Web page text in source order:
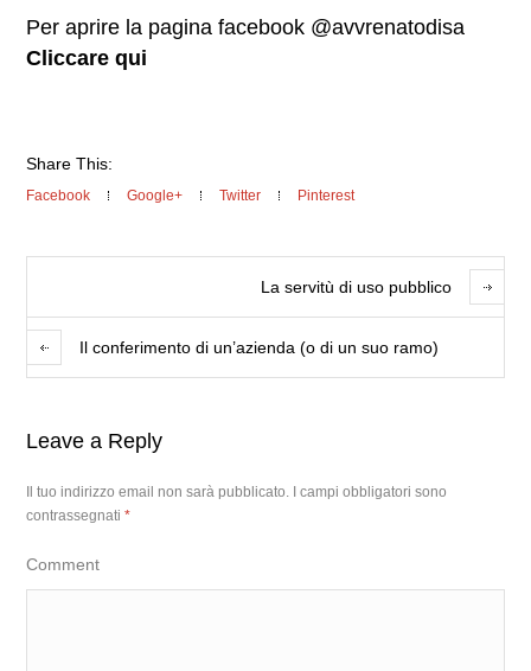
Per aprire la pagina facebook @avvrenatodisa
Cliccare qui
Share This:
Facebook Google+ Twitter Pinterest
La servitù di uso pubblico
Il conferimento di un’azienda (o di un suo ramo)
Leave a Reply
Il tuo indirizzo email non sarà pubblicato.
I campi obbligatori sono
contrassegnati*
Comment